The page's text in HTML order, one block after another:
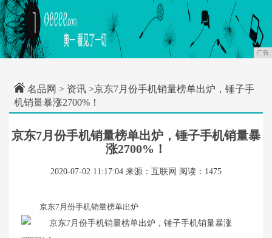
广告
名品网 > 资讯 >京东7月份手机销量榜单出炉，锤子手
机销量暴涨2700%！
京东7月份手机销量榜单出炉，锤子手机销量暴
涨2700%！
2020-07-02 11:17:04 来源：互联网 阅读：1475
京东7月份手机销量榜单出炉